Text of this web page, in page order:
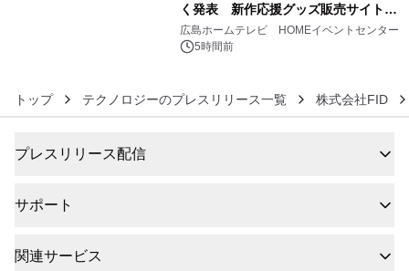
く発表 新作応援グッズ販売サイトも
同時オープンします！
広島ホームテレビ HOMEイベントセンター
5時間前
トップ テクノロジーのプレスリリース一覧 株式会社FID
プレスリリース配信
サポート
関連サービス